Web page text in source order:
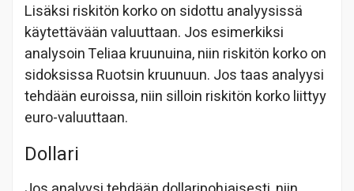
Lisäksi riskitön korko on sidottu analyysissä
käytettävään valuuttaan. Jos esimerkiksi
analysoin Teliaa kruunuina, niin riskitön korko on
sidoksissa Ruotsin kruunuun. Jos taas analyysi
tehdään euroissa, niin silloin riskitön korko liittyy
euro-valuuttaan.
Dollari